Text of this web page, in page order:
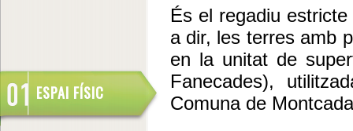
ESPAI FÍSIC
És el regadiu
a dir, les terres amb
en la unitat de
Fanecades),
Comuna de